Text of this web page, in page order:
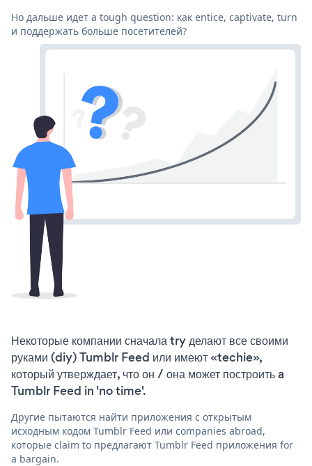
Но дальше идет a tough question: как entice, captivate, turn
и поддержать больше посетителей?
Некоторые компании сначала try делают все своими
руками (diy) Tumblr Feed или имеют «techie»,
который утверждает, что он / она может построить a
Tumblr Feed in 'no time'.
Другие пытаются найти приложения с открытым
исходным кодом Tumblr Feed или companies abroad,
которые claim to предлагают Tumblr Feed приложения for
a bargain.